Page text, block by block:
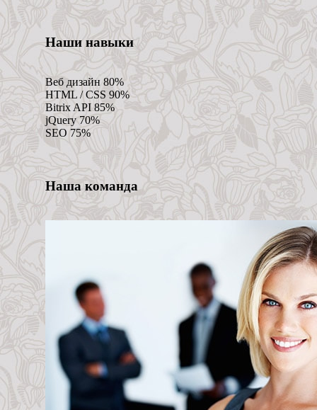
Наши навыки
Веб дизайн 80%
HTML / CSS 90%
Bitrix API 85%
jQuery 70%
SEO 75%
Наша команда